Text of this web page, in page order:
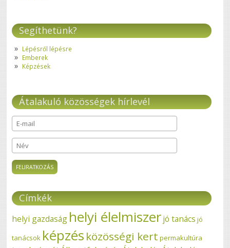
Segíthetünk?
Lépésről lépésre
Emberek
Képzések
Átalakuló közösségek hírlevél
E-mail*
Név
Címkék
helyi gazdaság helyi élelmiszerjó tanács jó
tanácsok képzés közösségi kert permakultúra